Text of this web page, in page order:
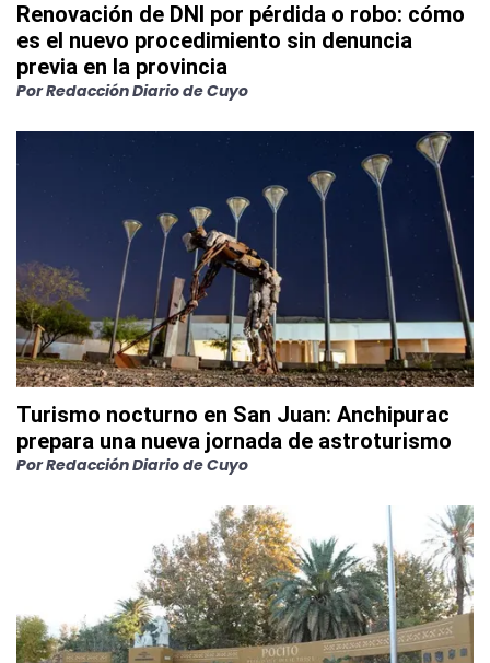
Renovación de DNI por pérdida o robo: cómo
es el nuevo procedimiento sin denuncia
previa en la provincia
PorRedacción Diario de Cuyo
Turismo nocturno en San Juan: Anchipurac
prepara una nueva jornada de astroturismo
PorRedacción Diario de Cuyo